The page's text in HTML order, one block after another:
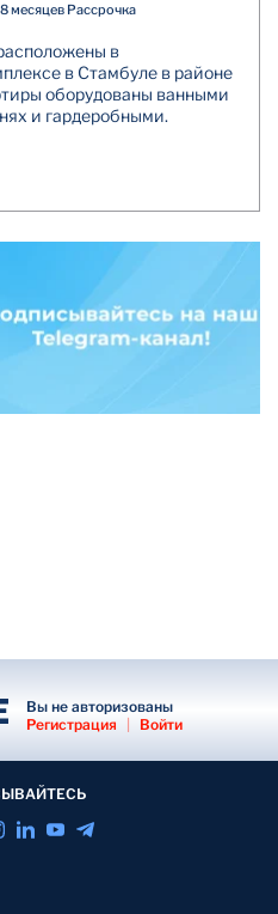
месяцев Рассрочка
в
в Стамбуле в районе
оборудованы ванными
и гардеробными.
Вы не авторизованы
Регистрация
| Войти